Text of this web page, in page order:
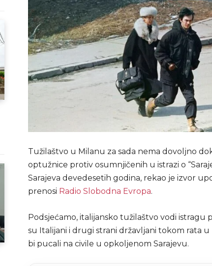
Tužilaštvo u Milanu za sada nema dovoljno
optužnice protiv osumnjičenih u istrazi o
Sarajeva devedesetih godina, rekao je izvor
prenosi Radio Slobodna Evropa.
Podsjećamo, italijansko tužilaštvo vodi istragu
su Italijani i drugi strani državljani tokom rata
bi pucali na civile u opkoljenom Sarajevu.